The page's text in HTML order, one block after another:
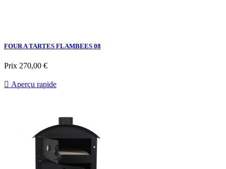
FOUR A TARTES FLAMBEES 08
Prix 270,00 €
 Aperçu rapide